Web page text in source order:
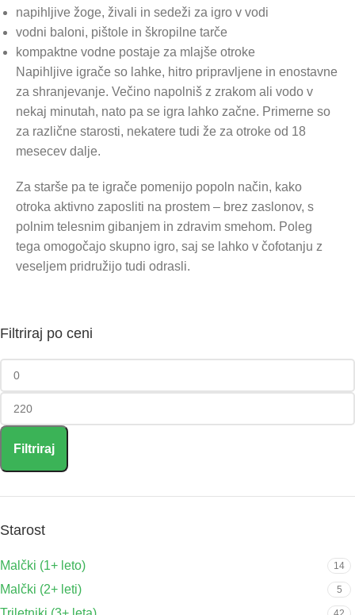
Filtriraj po ceni
Filtriraj
Starost
Malčki (1+ leto) 14
Malčki (2+ leti) 5
napihljive žoge, živali in sedeži za igro v vodi
vodni baloni, pištole in škropilne tarče
kompaktne vodne postaje za mlajše otroke
Napihljive igrače so lahke, hitro pripravljene in enostavne
za shranjevanje. Večino napolniš z zrakom ali vodo v
nekaj minutah, nato pa se igra lahko začne. Primerne so
za različne starosti, nekatere tudi že za otroke od 18
mesecev dalje.
Za starše pa te igrače pomenijo popoln način, kako
otroka aktivno zaposliti na prostem – brez zaslonov, s
polnim telesnim gibanjem in zdravim smehom. Poleg
tega omogočajo skupno igro, saj se lahko v čofotanju z
veseljem pridružijo tudi odrasli.